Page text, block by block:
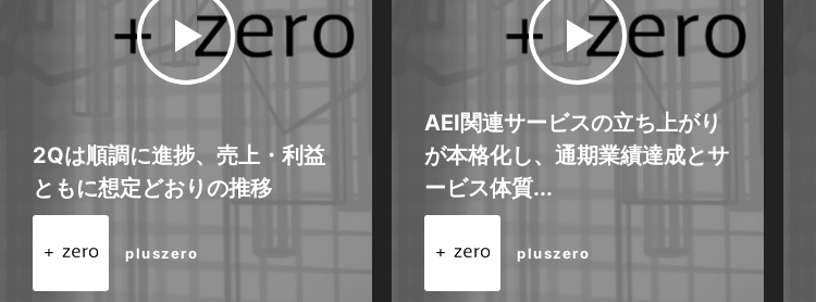
pluszero
2Qは順調に進捗、売上・利益
ともに想定どおりの推移
pluszero
AEI関連サービスの立ち上がり
が本格化し、通期業績達成とサ
ービス体質...